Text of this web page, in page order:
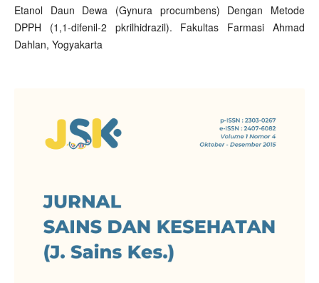
Etanol Daun Dewa (Gynura procumbens) Dengan Metode
DPPH (1,1-difenil-2 pkrilhidrazil). Fakultas Farmasi Ahmad
Dahlan, Yogyakarta